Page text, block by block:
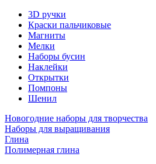
3D ручки
Краски пальчиковые
Магниты
Мелки
Наборы бусин
Наклейки
Открытки
Помпоны
Шенил
Новогодние наборы для творчества
Наборы для выращивания
Глина
Полимерная глина